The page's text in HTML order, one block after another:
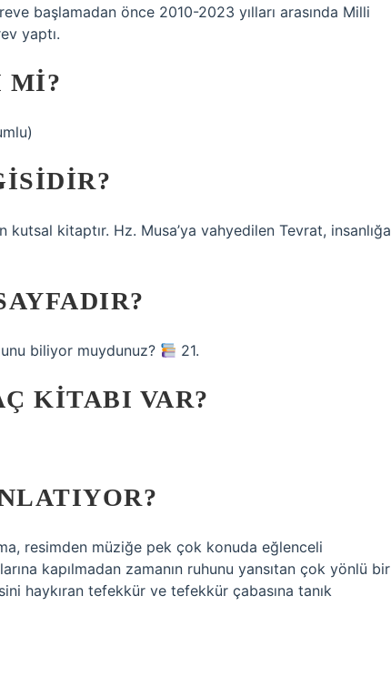
başlamadan önce 2010-2023 yılları arasında Milli
yaptı.
MI?
kitaptır. Hz. Musa’ya vahyedilen Tevrat, insanlığa
biliyor muydunuz? 21.
KITABI VAR?
resimden müziğe pek çok konuda eğlenceli
kapılmadan zamanın ruhunu yansıtan çok yönlü bir
haykıran tefekkür ve tefekkür çabasına tanık